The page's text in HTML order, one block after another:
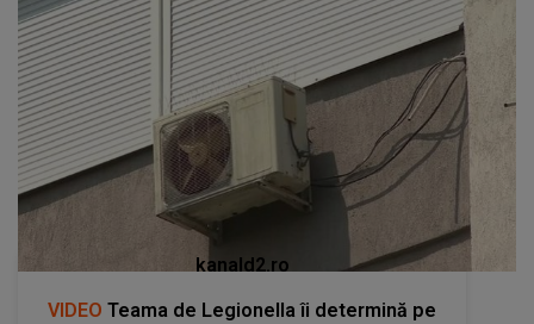
kanald2.ro
VIDEO Teama de Legionella îi determină pe